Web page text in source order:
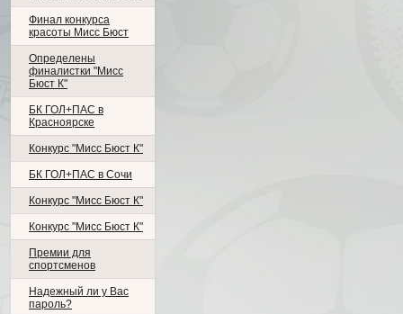
Финал конкурса
красоты Мисс Бюст
Определены
финалистки "Мисс
Бюст К"
БК ГОЛ+ПАС в
Красноярске
Конкурс "Мисс Бюст К"
БК ГОЛ+ПАС в Сочи
Конкурс "Мисс Бюст К"
Конкурс "Мисс Бюст К"
Премии для
спортсменов
Надежный ли у Вас
пароль?